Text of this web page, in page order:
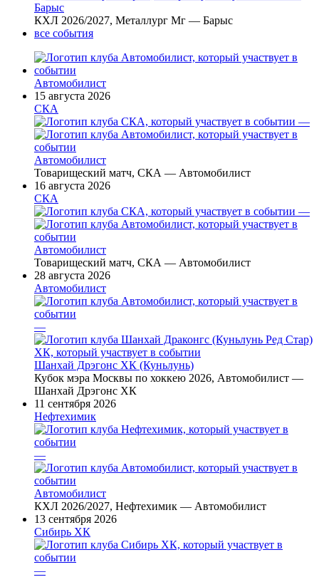
Барыс
КХЛ 2026/2027, Металлург Мг — Барыс
все события
Автомобилист
15 августа 2026
СКА
—
Автомобилист
Товарищеский матч, СКА — Автомобилист
16 августа 2026
СКА
—
Автомобилист
Товарищеский матч, СКА — Автомобилист
28 августа 2026
Автомобилист
—
Шанхай Дрэгонс ХК (Куньлунь)
Кубок мэра Москвы по хоккею 2026, Автомобилист —
Шанхай Дрэгонс ХК
11 сентября 2026
Нефтехимик
—
Автомобилист
КХЛ 2026/2027, Нефтехимик — Автомобилист
13 сентября 2026
Сибирь ХК
—